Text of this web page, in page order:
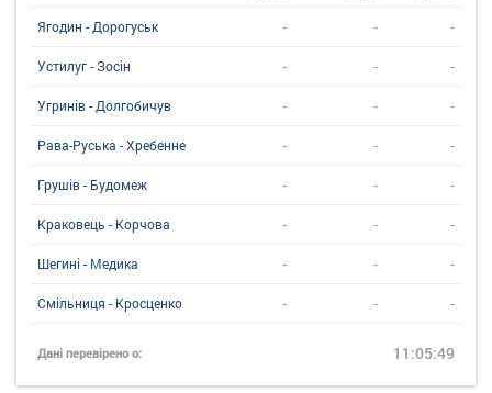
Ягодин - Дорогуськ - - -
Устилуг - Зосін - - -
Угринiв - Долгобичув - - -
Рава-Руська - Хребенне - - -
Грушів - Будомеж - - -
Краковець - Корчова - - -
Шегині - Медика - - -
Смільниця - Кросценко - - -
Дані перевірено о: 11:05:49